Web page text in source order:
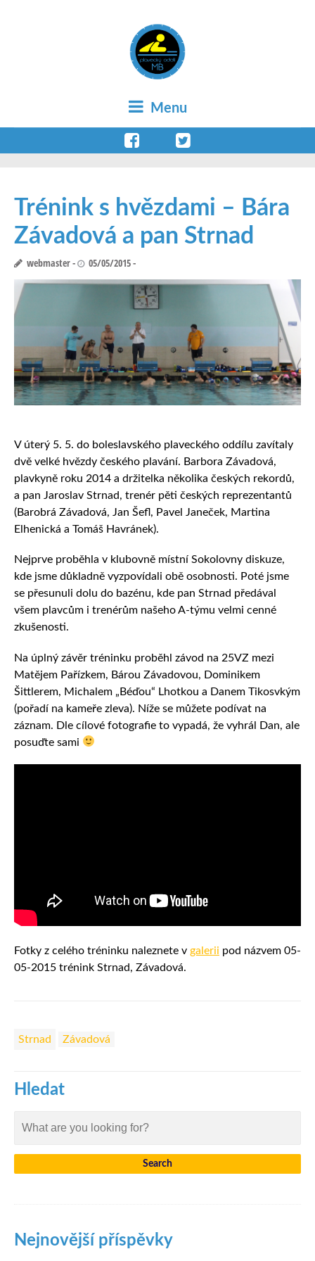
Menu
Trénink s hvězdami – Bára
Závadová a pan Strnad
webmaster 05/05/2015
V úterý 5. 5. do boleslavského plaveckého oddílu zavítaly
dvě velké hvězdy českého plavání. Barbora Závadová,
plavkyně roku 2014 a držitelka několika českých rekordů,
a pan Jaroslav Strnad, trenér pěti českých reprezentantů
(Barobrá Závadová, Jan Šefl, Pavel Janeček, Martina
Elhenická a Tomáš Havránek).
Nejprve proběhla v klubovně místní Sokolovny diskuze,
kde jsme důkladně vyzpovídali obě osobnosti. Poté jsme
se přesunuli dolu do bazénu, kde pan Strnad předával
všem plavcům i trenérům našeho A-týmu velmi cenné
zkušenosti.
Na úplný závěr tréninku proběhl závod na 25VZ mezi
Matějem Pařízkem, Bárou Závadovou, Dominikem
Šittlerem, Michalem „Béďou“ Lhotkou a Danem Tikosvkým
(pořadí na kameře zleva). Níže se můžete podívat na
záznam. Dle cílové fotografie to vypadá, že vyhrál Dan, ale
posuďte sami
Fotky z celého tréninku naleznete v galerii pod názvem 05-
05-2015 trénink Strnad, Závadová.
Strnad Závadová
Hledat
Nejnovější příspěvky